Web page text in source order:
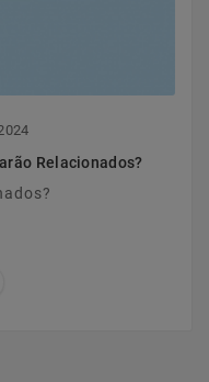
Relacionados?